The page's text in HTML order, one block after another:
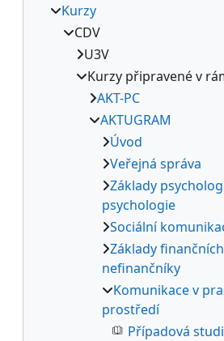
Kurzy
CDV
U3V
Kurzy připravené v
AKT-PC
AKTUGRAM
Úvod
Veřejná správa
Základy
psychologie
Sociální
Základy
nefinančníky
Komunikace v
prostředí
Případová